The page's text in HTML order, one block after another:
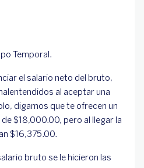
Temporal.
el salario neto del bruto,
al aceptar una
digamos que te ofrecen un
$18,000.00, pero al llegar la
$16,375.00.
bruto se le hicieron las